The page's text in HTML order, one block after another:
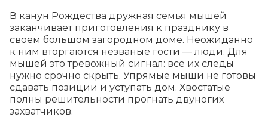
В канун Рождества дружная семья мышей
заканчивает приготовления к празднику в
своём большом загородном доме. Неожиданно
к ним вторгаются незваные гости — люди. Для
мышей это тревожный сигнал: все их следы
нужно срочно скрыть. Упрямые мыши не готовы
сдавать позиции и уступать дом. Хвостатые
полны решительности прогнать двуногих
захватчиков.